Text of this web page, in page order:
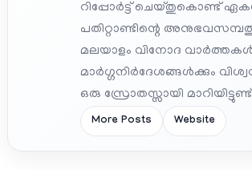
റിപ്പോർട്ട് ചെയ്തുകൊണ്ട്
പതിറ്റാണ്ടിന്റെ
മലയാളം വിനോദ
മാർഗ്ഗനിർദേശങ്ങൾക്കും
ഒരു സ്രോതസ്സായി
More Posts Website